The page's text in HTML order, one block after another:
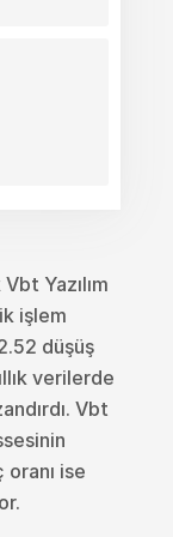
Yazılım
işlem
düşüş
verilerde
Vbt
ise